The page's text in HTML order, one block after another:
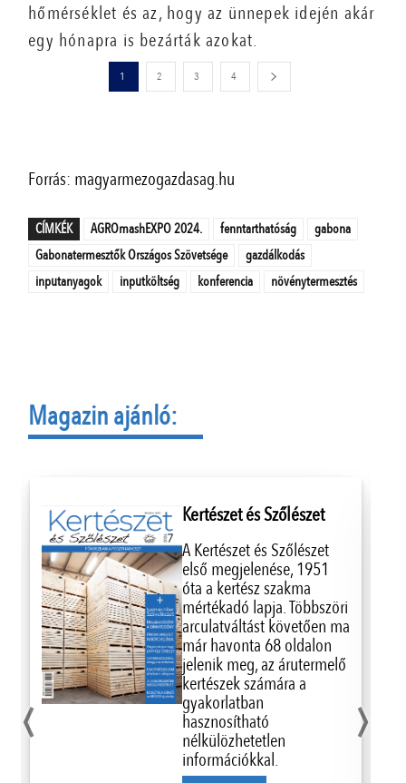
hőmérséklet és az, hogy az ünnepek idején akár
egy hónapra is bezárták azokat.
1 2 3 4
Forrás: magyarmezogazdasag.hu
CÍMKÉK AGROmashEXPO 2024. fenntarthatóság
gabona
Gabonatermesztők Országos Szövetsége
gazdálkodás
inputanyagok
inputköltség konferencia növénytermesztés
Magazin ajánló:
Kertészet és Szőlészet
A Kertészet és Szőlészet
első megjelenése, 1951
óta a kertész szakma
mértékadó lapja. Többszöri
arculatváltást követően ma
már havonta 68 oldalon
jelenik meg, az árutermelő
kertészek számára a
gyakorlatban
hasznosítható
nélkülözhetetlen
információkkal.
‹ ›